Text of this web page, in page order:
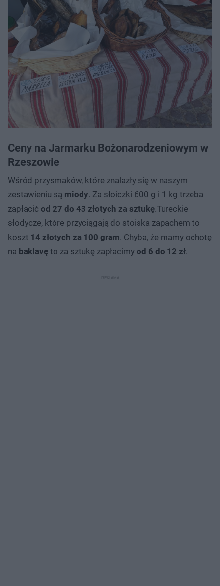
Ceny na Jarmarku Bożonarodzeniowym w
Rzeszowie
Wśród przysmaków, które znalazły się w naszym
zestawieniu są miody. Za słoiczki 600 g i 1 kg trzeba
zapłacić od 27 do 43 złotych za sztukę.Tureckie
słodycze, które przyciągają do stoiska zapachem to
koszt 14 złotych za 100 gram. Chyba, że mamy ochotę
na baklavę to za sztukę zapłacimy od 6 do 12 zł.